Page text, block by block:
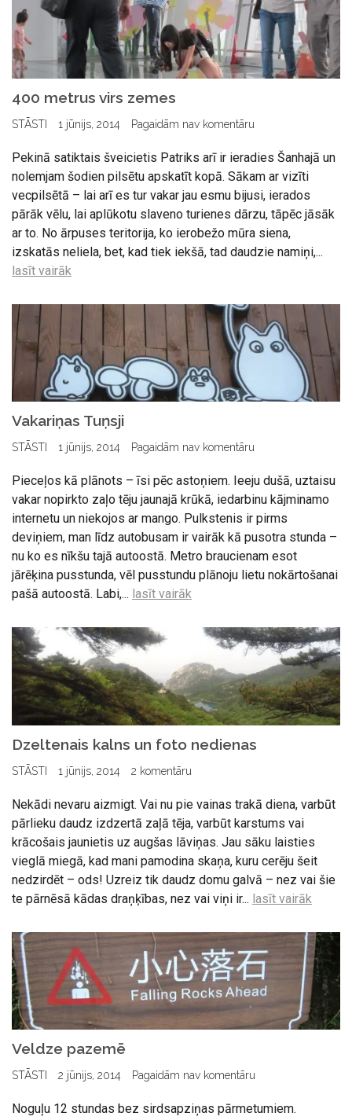
400 metrus virs zemes
STĀSTI 1 jūnijs, 2014 Pagaidām nav komentāru
Pekinā satiktais šveicietis Patriks arī ir ieradies Šanhajā un
nolemjam šodien pilsētu apskatīt kopā. Sākam ar vizīti
vecpilsētā – lai arī es tur vakar jau esmu bijusi, ierados
pārāk vēlu, lai aplūkotu slaveno turienes dārzu, tāpēc jāsāk
ar to. No ārpuses teritorija, ko ierobežo mūra siena,
izskatās neliela, bet, kad tiek iekšā, tad daudzie namiņi,...
lasīt vairāk
Vakariņas Tuņsji
STĀSTI 1 jūnijs, 2014 Pagaidām nav komentāru
Pieceļos kā plānots – īsi pēc astoņiem. Ieeju dušā, uztaisu
vakar nopirkto zaļo tēju jaunajā krūkā, iedarbinu kājminamo
internetu un niekojos ar mango. Pulkstenis ir pirms
deviņiem, man līdz autobusam ir vairāk kā pusotra stunda –
nu ko es nīkšu tajā autoostā. Metro braucienam esot
jārēķina pusstunda, vēl pusstundu plānoju lietu nokārtošanai
pašā autoostā. Labi,... lasīt vairāk
Dzeltenais kalns un foto nedienas
STĀSTI 1 jūnijs, 2014 2 komentāru
Nekādi nevaru aizmigt. Vai nu pie vainas trakā diena, varbūt
pārlieku daudz izdzertā zaļā tēja, varbūt karstums vai
krācošais jaunietis uz augšas lāviņas. Jau sāku laisties
vieglā miegā, kad mani pamodina skaņa, kuru cerēju šeit
nedzirdēt – ods! Uzreiz tik daudz domu galvā – nez vai šie
te pārnēsā kādas draņķības, nez vai viņi ir... lasīt vairāk
Veldze pazemē
STĀSTI 2 jūnijs, 2014 Pagaidām nav komentāru
Noguļu 12 stundas bez sirdsapziņas pārmetumiem.